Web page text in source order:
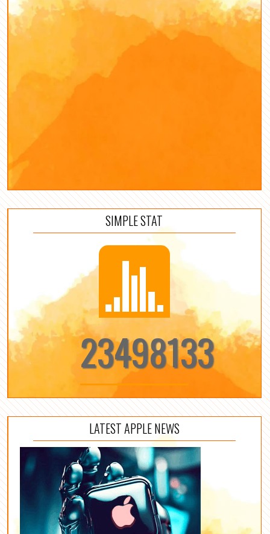
SIMPLE STAT
23498133
LATEST APPLE NEWS